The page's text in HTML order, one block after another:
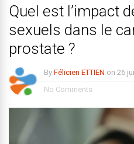
Quel est l’impact
sexuels dans le
prostate ?
By Félicien ETTIEN on 26
No Comments